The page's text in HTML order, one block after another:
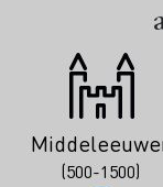
(500-1500)